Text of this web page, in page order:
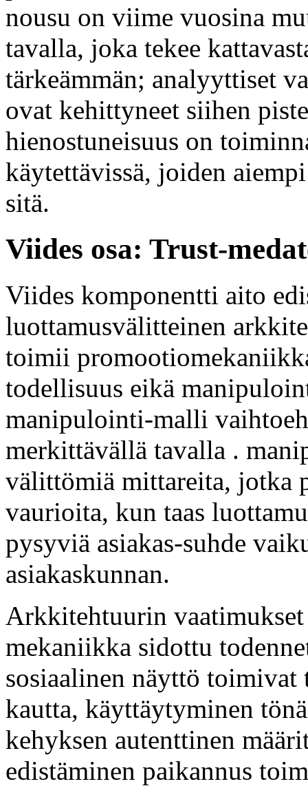
nousu on viime vuosina
tavalla, joka tekee
tärkeämmän; analyyttiset
ovat kehittyneet siihen
hienostuneisuus on
käytettävissä, joiden
sitä.
Viides osa: Trust-
Viides komponentti aito
luottamusvälitteinen
toimii
todellisuus eikä
manipulointi-malli
merkittävällä tavalla .
välittömiä mittareita, jotka
vaurioita, kun taas
pysyviä asiakas-suhde
asiakaskunnan.
Arkkitehtuurin
mekaniikka sidottu
sosiaalinen näyttö toimivat
kautta, käyttäytyminen
kehyksen autenttinen
edistäminen paikannus